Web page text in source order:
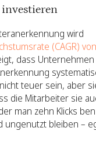
wird
(CAGR)
dass Unternehmen
teuer sein, aber
die Mitarbeiter sie
man zehn Klicks
ungenutzt bleiben –